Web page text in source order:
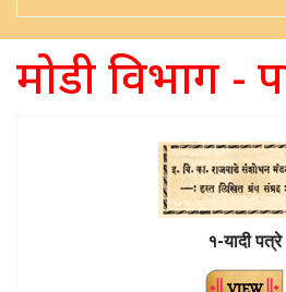
मोडी विभाग - पत्रे
१-यादी पत्रे